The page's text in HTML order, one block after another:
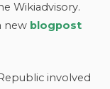
Wikiadvisory.
new blogpost
involved